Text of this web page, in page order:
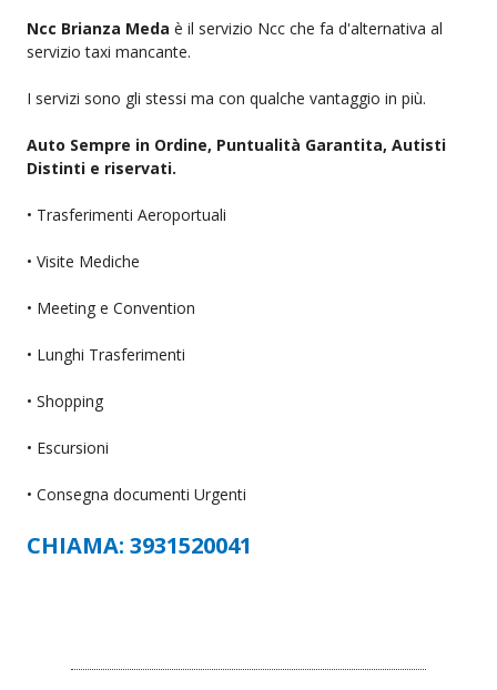
Ncc Brianza Meda è il servizio Ncc che fa d'alternativa al
servizio taxi mancante.
I servizi sono gli stessi ma con qualche vantaggio in più.
Auto Sempre in Ordine, Puntualità Garantita, Autisti
Distinti e riservati.
• Trasferimenti Aeroportuali
• Visite Mediche
• Meeting e Convention
• Lunghi Trasferimenti
• Shopping
• Escursioni
• Consegna documenti Urgenti
CHIAMA: 3931520041